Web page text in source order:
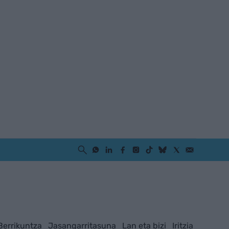
Jasangarritasuna Lan eta bizi Iritzia